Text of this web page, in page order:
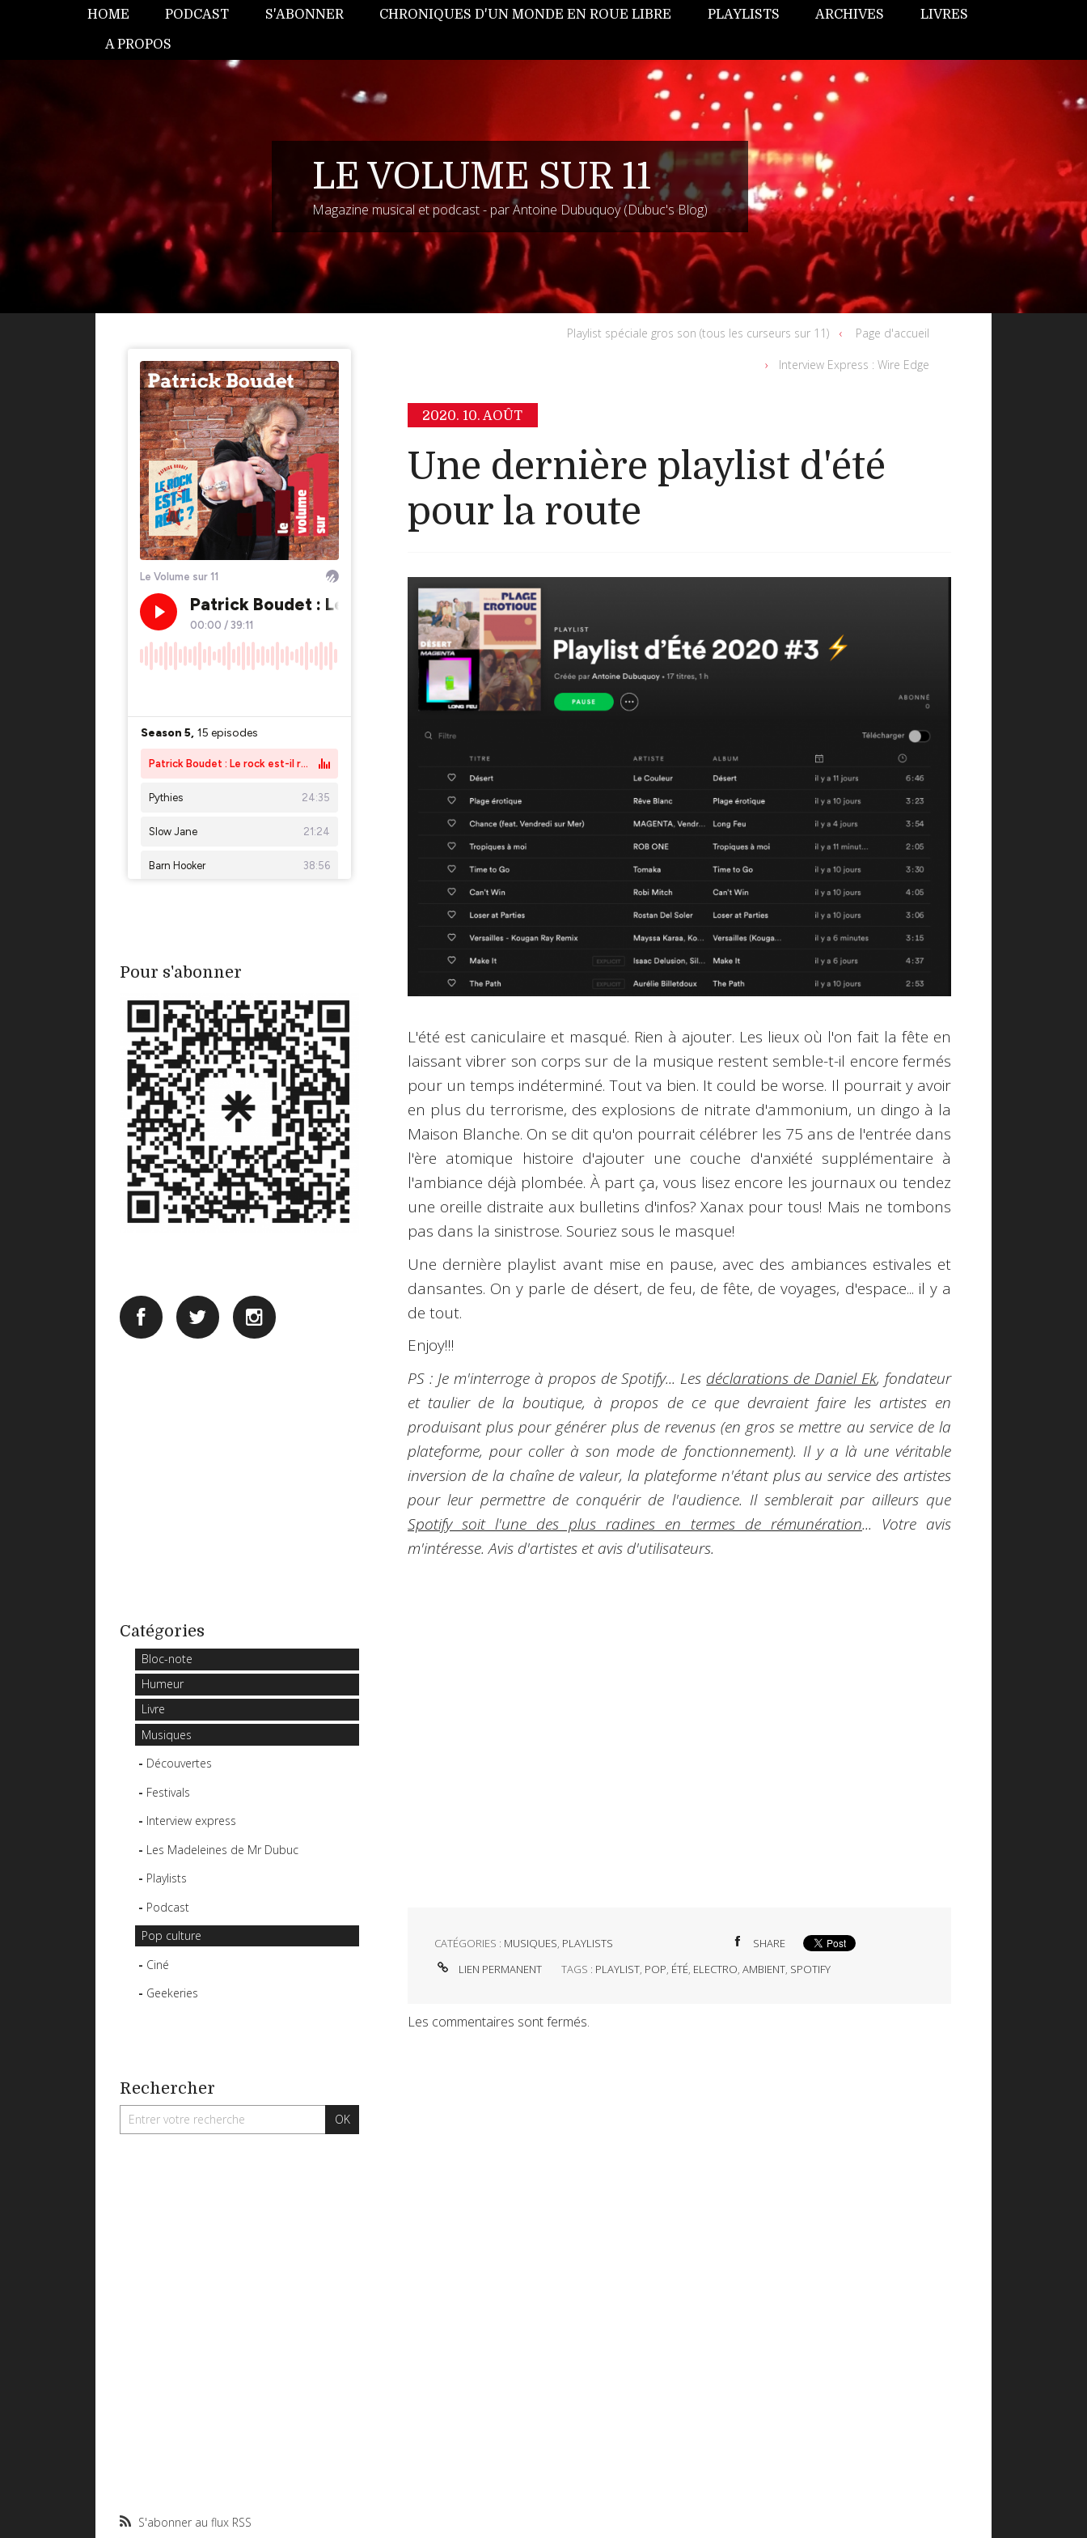
HOME PODCAST S'ABONNER CHRONIQUES D'UN MONDE EN ROUE LIBRE PLAYLISTS ARCHIVES LIVRES
A PROPOS
LE VOLUME SUR 11
Magazine musical et podcast - par Antoine Dubuquoy (Dubuc's Blog)
Pour s'abonner
Catégories
Bloc-note
Humeur
Livre
Musiques
Découvertes
Festivals
Interview express
Les Madeleines de Mr Dubuc
Playlists
Podcast
Pop culture
Ciné
Geekeries
Rechercher
S'abonner au flux RSS
Playlist spéciale gros son (tous les curseurs sur 11) Page d'accueil
Interview Express : Wire Edge
2020. 10. AOÛT
Une dernière playlist d'été
pour la route
L'été est caniculaire et masqué. Rien à ajouter. Les lieux où l'on fait la fête en
laissant vibrer son corps sur de la musique restent semble-t-il encore fermés
pour un temps indéterminé. Tout va bien. It could be worse. Il pourrait y avoir
en plus du terrorisme, des explosions de nitrate d'ammonium, un dingo à la
Maison Blanche. On se dit qu'on pourrait célébrer les 75 ans de l'entrée dans
l'ère atomique histoire d'ajouter une couche d'anxiété supplémentaire à
l'ambiance déjà plombée. À part ça, vous lisez encore les journaux ou tendez
une oreille distraite aux bulletins d'infos? Xanax pour tous! Mais ne tombons
pas dans la sinistrose. Souriez sous le masque!
Une dernière playlist avant mise en pause, avec des ambiances estivales et
dansantes. On y parle de désert, de feu, de fête, de voyages, d'espace... il y a
de tout.
Enjoy!!!
PS : Je m'interroge à propos de Spotify... Les déclarations de Daniel Ek, fondateur
et taulier de la boutique, à propos de ce que devraient faire les artistes en
produisant plus pour générer plus de revenus (en gros se mettre au service de la
plateforme, pour coller à son mode de fonctionnement). Il y a là une véritable
inversion de la chaîne de valeur, la plateforme n'étant plus au service des artistes
pour leur permettre de conquérir de l'audience. Il semblerait par ailleurs que
Spotify soit l'une des plus radines en termes de rémunération... Votre avis
m'intéresse. Avis d'artistes et avis d'utilisateurs.
CATÉGORIES : MUSIQUES, PLAYLISTS
SHARE
LIEN PERMANENT
TAGS : PLAYLIST, POP, ÉTÉ, ELECTRO,AMBIENT, SPOTIFY
Les commentaires sont fermés.